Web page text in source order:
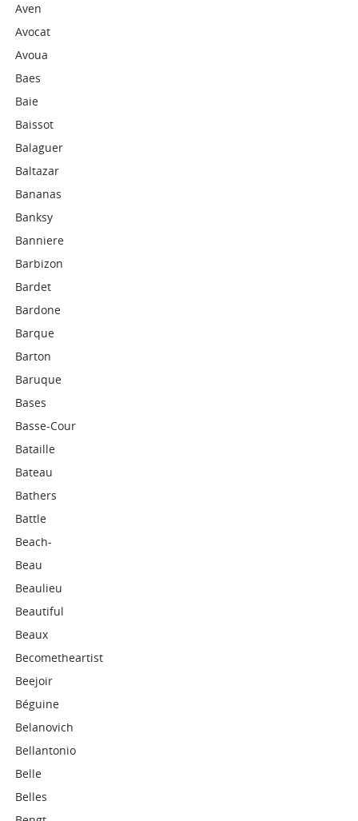
Aven
Avocat
Avoua
Baes
Baie
Baissot
Balaguer
Baltazar
Bananas
Banksy
Banniere
Barbizon
Bardet
Bardone
Barque
Barton
Baruque
Bases
Basse-Cour
Bataille
Bateau
Bathers
Battle
Beach-
Beau
Beaulieu
Beautiful
Beaux
Becometheartist
Beejoir
Béguine
Belanovich
Bellantonio
Belle
Belles